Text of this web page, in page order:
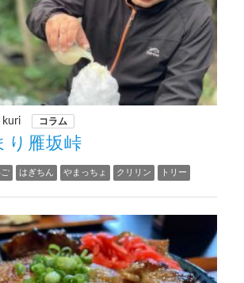
kuri コラム
り雁坂峠
はぎちん やまっちょ クリリン トリー